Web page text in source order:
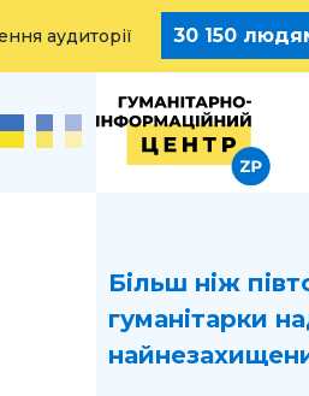
30 150 людям
Більш ніж
гуманітарки